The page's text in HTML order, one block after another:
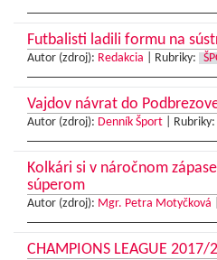
Futbalisti ladili formu na
Autor (zdroj): Redakcia Rubriky:
Vajdov návrat do
Autor (zdroj): Denník Šport Rubriky:
Kolkári si v náročnom
súperom
Autor (zdroj): Mgr. Petra Motyčková
CHAMPIONS LEAGUE 2017/